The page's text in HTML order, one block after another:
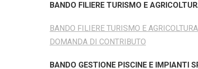
BANDO FILIERE TURISMO E
BANDO FILIERE TURISMO E AGRICOLTURA
DOMANDA DI CONTRIBUTO
BANDO GESTIONE PISCINE E IMPIANTI